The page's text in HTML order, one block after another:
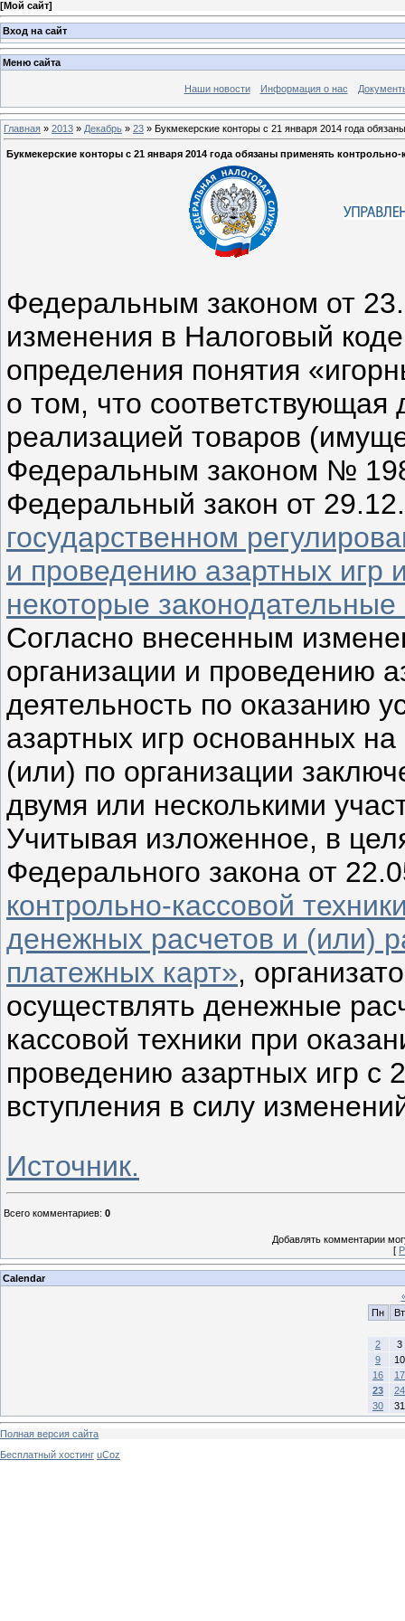
[Мой сайт]
Вход на сайт
Меню сайта
Наши новости Информация о нас
Главная » 2013 » Декабрь » 23 » Букмекерские конторы с 21 января 2014 года
Букмекерские конторы с 21 января 2014 года обязаны применять контрольно-
Федеральным законом от
изменения в Налоговый
определения понятия
о том, что соответствующая
реализацией товаров
Федеральным законом №
Федеральный закон от
государственном
и проведению азартных игр
некоторые
Согласно внесенным
организации и проведению
деятельность по оказанию
азартных игр основанных
(или) по организации
двумя или несколькими
Учитывая изложенное, в
Федерального закона от
контрольно-кассовой
денежных расчетов и (или)
платежных карт»,
осуществлять денежные
кассовой техники при
проведению азартных игр с
вступления в силу
Источник.
Всего комментариев: 0
Добавлять комментарии
[
Calendar
Пн
Вт
2
3
9
10
16
17
23
24
30
31
Полная версия сайта
Бесплатный хостинг uCoz